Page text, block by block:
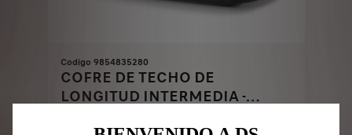
Codigo 9854835280
COFRE DE TECHO DE
LONGITUD INTERMEDIA -